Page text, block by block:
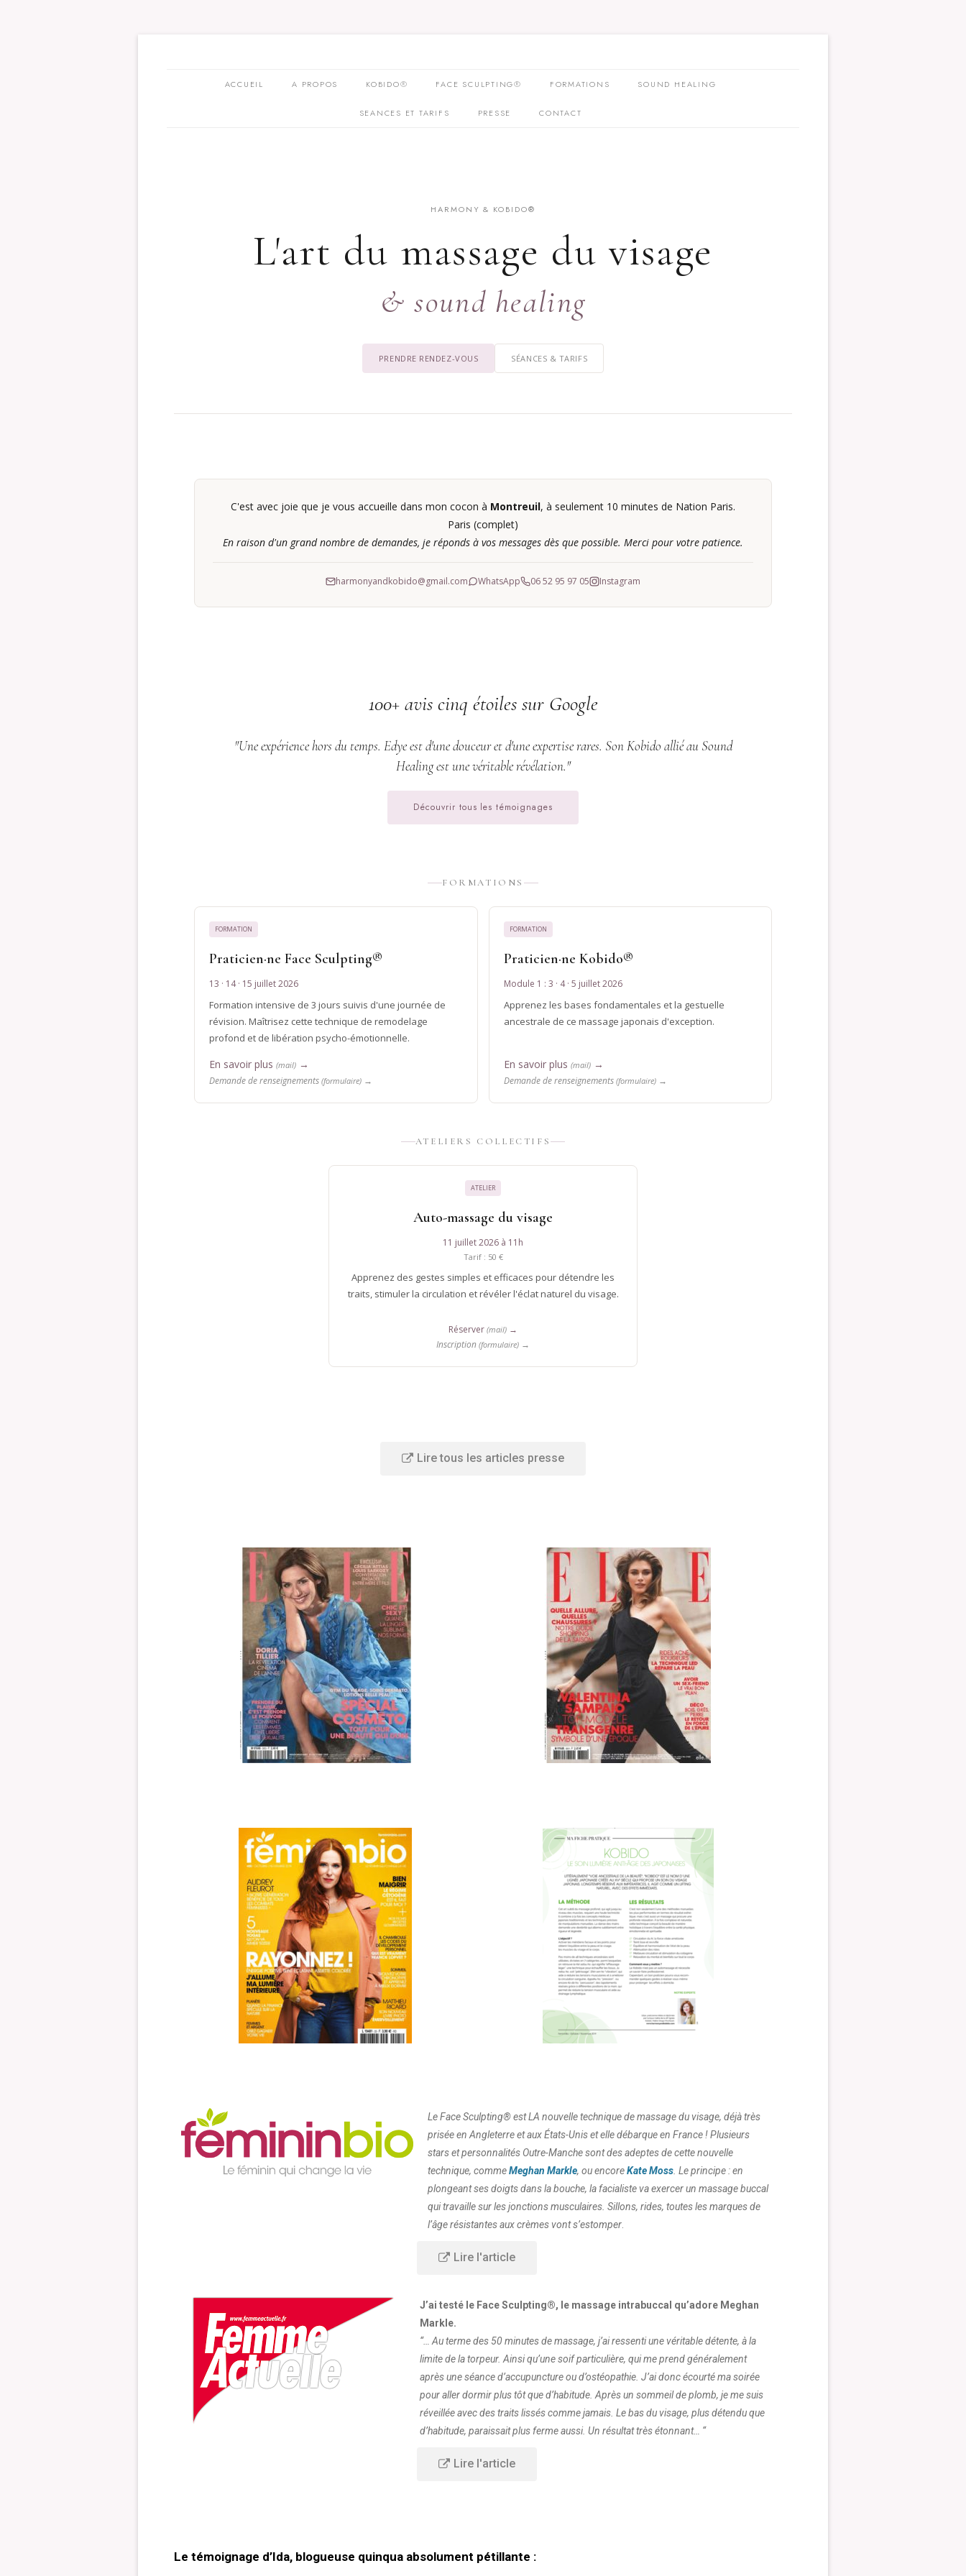
TO
ACCUEIL A PROPOS KOBIDO® FACE SCULPTING® FORMATIONS SOUND HEALING
SEANCES ET TARIFS PRESSE CONTACT
HARMONY & KOBIDO®
L'art du massage du visage
& sound healing
PRENDRE RENDEZ-VOUS SÉANCES & TARIFS
C'est avec joie que je vous accueille dans mon cocon à Montreuil, à seulement 10 minutes de Nation Paris.
Paris (complet)
En raison d'un grand nombre de demandes, je réponds à vos messages dès que possible. Merci pour votre patience.
harmonyandkobido@gmail.com WhatsApp 06 52 95 97 05 Instagram
100+ avis cinq étoiles sur Google
"Une expérience hors du temps. Edye est d'une douceur et d'une expertise rares. Son Kobido allié au Sound
Healing est une véritable révélation."
Découvrir tous les témoignages
FORMATIONS
FORMATION
Praticien·ne Face Sculpting®
13 · 14 · 15 juillet 2026
Formation intensive de 3 jours suivis d'une journée de
révision. Maîtrisez cette technique de remodelage
profond et de libération psycho-émotionnelle.
En savoir plus (mail) →
Demande de renseignements (formulaire) →
FORMATION
Praticien·ne Kobido®
Module 1 : 3 · 4 · 5 juillet 2026
Apprenez les bases fondamentales et la gestuelle
ancestrale de ce massage japonais d'exception.
En savoir plus (mail)→
Demande de renseignements (formulaire)→
ATELIERS COLLECTIFS
ATELIER
Auto-massage du visage
11 juillet 2026 à 11h
Tarif : 50 €
Apprenez des gestes simples et efficaces pour détendre les
traits, stimuler la circulation et révéler l'éclat naturel du visage.
Réserver (mail) →
Inscription (formulaire) →
Lire tous les articles presse
Le Face Sculpting® est LA nouvelle technique de massage du visage, déjà très
prisée en Angleterre et aux États-Unis et elle débarque en France ! Plusieurs
stars et personnalités Outre-Manche sont des adeptes de cette nouvelle
technique, commeMeghan Markle, ou encoreKate Moss. Le principe : en
plongeant ses doigts dans la bouche, la facialiste va exercer un massage buccal
qui travaille sur les jonctions musculaires. Sillons, rides, toutes les marques de
l’âge résistantes aux crèmes vont s’estomper.
Lire l'article
J’ai testé le Face Sculpting®, le massage intrabuccal qu’adore Meghan
Markle.
“… Au terme des 50 minutes de massage, j’ai ressenti une véritable détente, à la
limite de la torpeur. Ainsi qu’une soif particulière, qui me prend généralement
après une séance d’accupuncture ou d’ostéopathie. J’ai donc écourté ma soirée
pour aller dormir plus tôt que d’habitude. Après un sommeil de plomb, je me suis
réveillée avec des traits lissés comme jamais. Le bas du visage, plus détendu que
d’habitude, paraissait plus ferme aussi. Un résultat très étonnant… “
Lire l'article
Le témoignage d’Ida, blogueuse quinqua absolument pétillante :